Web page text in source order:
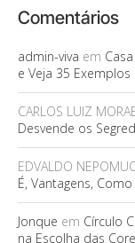
Comentários
admin-viva em
e Veja 35 Exemplos
CARLOS LUIZ
Desvende os
EDVALDO
É, Vantagens,
Jonque em Círculo
na Escolha das